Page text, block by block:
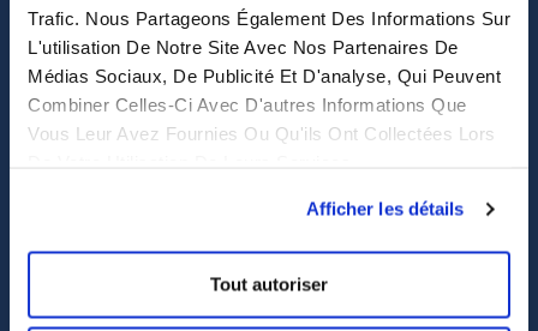
Trafic. Nous Partageons Également Des Informations Sur
L'utilisation De Notre Site Avec Nos Partenaires De
Médias Sociaux, De Publicité Et D'analyse, Qui Peuvent
Combiner Celles-Ci Avec D'autres Informations Que
Vous Leur Avez Fournies Ou Qu'ils Ont Collectées Lors
Afficher les détails
Tout autoriser
308, Des Voeux Road, Hong Kong
eastwise
Purchasing solutions